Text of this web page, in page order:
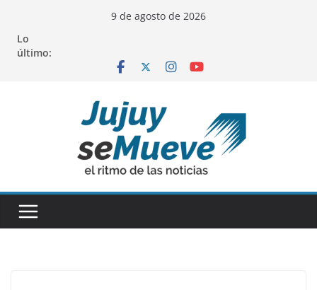
contenido
9 de agosto de 2026
Lo
último: